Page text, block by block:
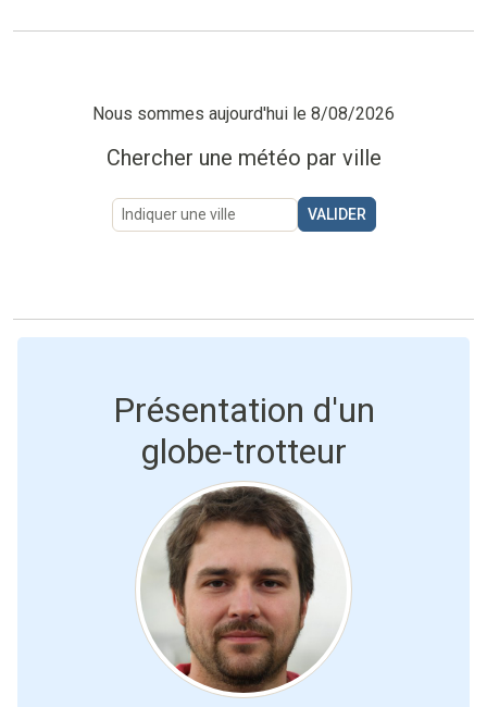
Nous sommes aujourd'hui le 8/08/2026
Chercher une météo par ville
Présentation d'un
globe-trotteur